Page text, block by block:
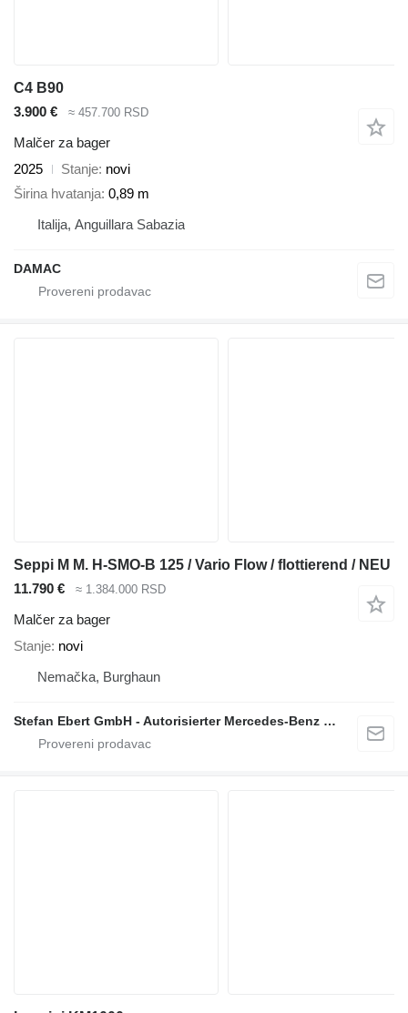
C4 B90
3.900 €
≈ 457.700 RSD
Malčer za bager
2025
Stanje novi
Širina hvatanja 0,89 m
Italija, Anguillara Sabazia
DAMAC
Seppi M M. H-SMO-B 125 / Vario Flow / flottierend / NEU
11.790 €
≈ 1.384.000 RSD
Malčer za bager
Stanje novi
Nemačka, Burghaun
Stefan Ebert GmbH - Autorisierter Mercedes-Benz Servicepartner